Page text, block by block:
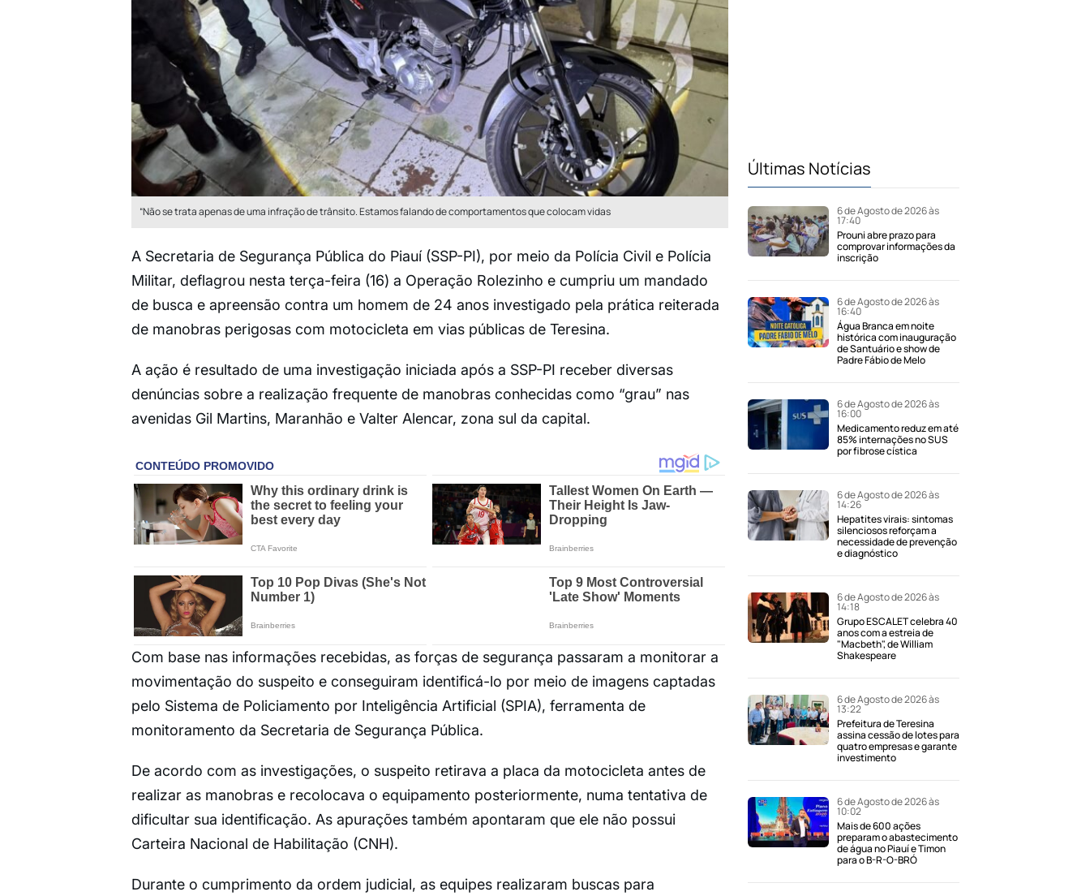
“Não se trata apenas de uma infração de trânsito. Estamos falando de comportamentos que colocam vidas
A Secretaria de Segurança Pública do Piauí (SSP-PI), por meio da Polícia Civil e Polícia
Militar, deflagrou nesta terça-feira (16) a Operação Rolezinho e cumpriu um mandado
de busca e apreensão contra um homem de 24 anos investigado pela prática reiterada
de manobras perigosas com motocicleta em vias públicas de Teresina.
A ação é resultado de uma investigação iniciada após a SSP-PI receber diversas
denúncias sobre a realização frequente de manobras conhecidas como “grau” nas
avenidas Gil Martins, Maranhão e Valter Alencar, zona sul da capital.
Com base nas informações recebidas, as forças de segurança passaram a monitorar a
movimentação do suspeito e conseguiram identificá-lo por meio de imagens captadas
pelo Sistema de Policiamento por Inteligência Artificial (SPIA), ferramenta de
monitoramento da Secretaria de Segurança Pública.
De acordo com as investigações, o suspeito retirava a placa da motocicleta antes de
realizar as manobras e recolocava o equipamento posteriormente, numa tentativa de
dificultar sua identificação. As apurações também apontaram que ele não possui
Carteira Nacional de Habilitação (CNH).
Durante o cumprimento da ordem judicial, as equipes realizaram buscas para
Últimas Notícias
6 de Agosto de 2026 às
17:40
Prouni abre prazo para
comprovar informações da
inscrição
6 de Agosto de 2026 às
16:40
Água Branca em noite
histórica com inauguração
de Santuário e show de
Padre Fábio de Melo
6 de Agosto de 2026 às
16:00
Medicamento reduz em até
85% internações no SUS
por fibrose cística
6 de Agosto de 2026 às
14:26
Hepatites virais: sintomas
silenciosos reforçam a
necessidade de prevenção
e diagnóstico
6 de Agosto de 2026 às
14:18
Grupo ESCALET celebra 40
anos com a estreia de
"Macbeth", de William
Shakespeare
6 de Agosto de 2026 às
13:22
Prefeitura de Teresina
assina cessão de lotes para
quatro empresas e garante
investimento
6 de Agosto de 2026 às
10:02
Mais de 600 ações
preparam o abastecimento
de água no Piauí e Timon
para o B-R-O-BRÓ